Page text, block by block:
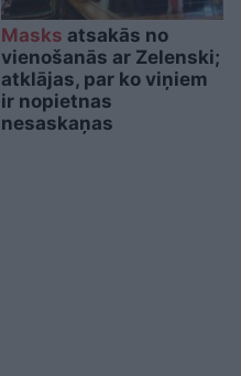
Masks atsakās no
vienošanās ar Zelenski;
atklājas, par ko viņiem
ir nopietnas
nesaskaņas